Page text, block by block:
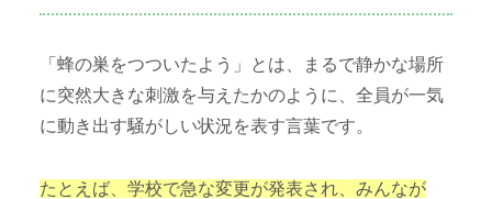
「蜂の巣をつついたよう」とは、まるで静かな場所
に突然大きな刺激を与えたかのように、全員が一気
に動き出す騒がしい状況を表す言葉です。
たとえば、学校で急な変更が発表され、みんなが